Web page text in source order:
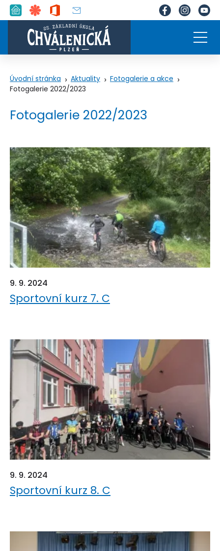
Úvodní stránka Aktuality
Fotogalerie a akce
Fotogalerie 2022/2023
Fotogalerie 2022/2023
9. 9. 2024
Sportovní kurz 7. C
9. 9. 2024
Sportovní kurz 8. C